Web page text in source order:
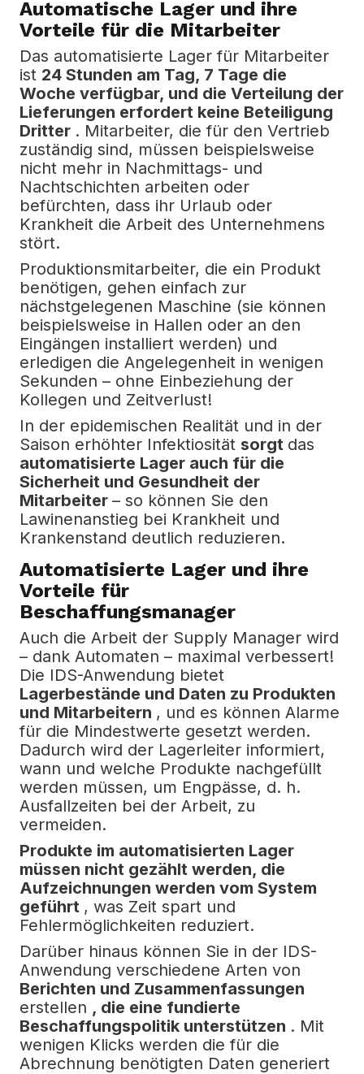
Automatische Lager und ihre
Vorteile für die Mitarbeiter
Das automatisierte Lager für Mitarbeiter
ist 24 Stunden am Tag, 7 Tage die
Woche verfügbar, und die Verteilung der
Lieferungen erfordert keine Beteiligung
Dritter . Mitarbeiter, die für den Vertrieb
zuständig sind, müssen beispielsweise
nicht mehr in Nachmittags- und
Nachtschichten arbeiten oder
befürchten, dass ihr Urlaub oder
Krankheit die Arbeit des Unternehmens
stört.
Produktionsmitarbeiter, die ein Produkt
benötigen, gehen einfach zur
nächstgelegenen Maschine (sie können
beispielsweise in Hallen oder an den
Eingängen installiert werden) und
erledigen die Angelegenheit in wenigen
Sekunden – ohne Einbeziehung der
Kollegen und Zeitverlust!
In der epidemischen Realität und in der
Saison erhöhter Infektiosität sorgt das
automatisierte Lager auch für die
Sicherheit und Gesundheit der
Mitarbeiter – so können Sie den
Lawinenanstieg bei Krankheit und
Krankenstand deutlich reduzieren.
Automatisierte Lager und ihre
Vorteile für
Beschaffungsmanager
Auch die Arbeit der Supply Manager wird
– dank Automaten – maximal verbessert!
Die IDS-Anwendung bietet
Lagerbestände und Daten zu Produkten
und Mitarbeitern , und es können Alarme
für die Mindestwerte gesetzt werden.
Dadurch wird der Lagerleiter informiert,
wann und welche Produkte nachgefüllt
werden müssen, um Engpässe, d. h.
Ausfallzeiten bei der Arbeit, zu
vermeiden.
Produkte im automatisierten Lager
müssen nicht gezählt werden, die
Aufzeichnungen werden vom System
geführt , was Zeit spart und
Fehlermöglichkeiten reduziert.
Darüber hinaus können Sie in der IDS-
Anwendung verschiedene Arten von
Berichten und Zusammenfassungen
erstellen , die eine fundierte
Beschaffungspolitik unterstützen . Mit
wenigen Klicks werden die für die
Abrechnung benötigten Daten generiert